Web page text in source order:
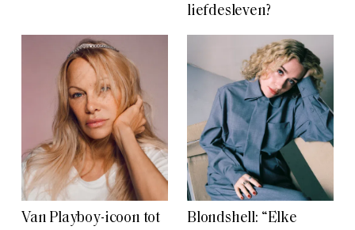
liefdesleven?
Van Playboy-icoon tot
Blondshell: “Elke